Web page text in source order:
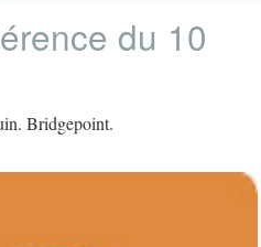
du 10
Bridgepoint.